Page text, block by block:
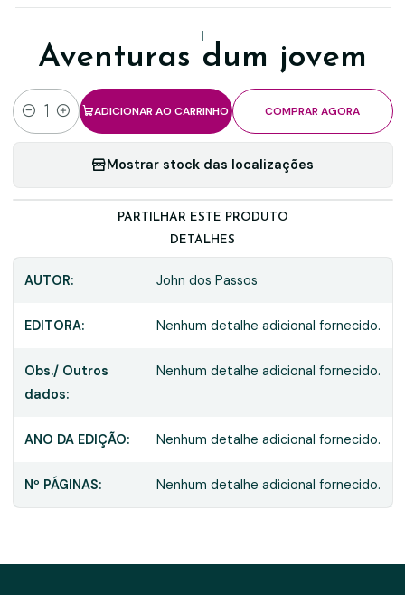
|
Aventuras dum jovem
Quantidade
ADICIONAR AO CARRINHO COMPRAR AGORA
Mostrar stock das localizações
PARTILHAR ESTE PRODUTO
DETALHES
AUTOR: John dos Passos
EDITORA: Nenhum detalhe adicional fornecido.
Obs./ Outros
dados:
Nenhum detalhe adicional fornecido.
ANO DA EDIÇÃO: Nenhum detalhe adicional fornecido.
Nº PÁGINAS: Nenhum detalhe adicional fornecido.